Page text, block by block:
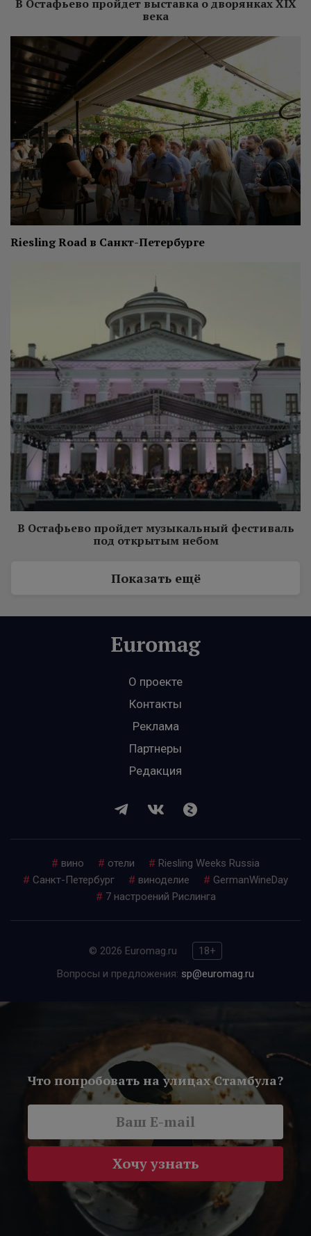
В Остафьево пройдет выставка о дворянках XIX
века
Riesling Road в Санкт-Петербурге
В Остафьево пройдет музыкальный фестиваль
под открытым небом
Показать ещё
О проекте
Контакты
Реклама
Партнеры
Редакция
# вино # отели # Riesling Weeks Russia
# Санкт-Петербург # виноделие # GermanWineDay
# 7 настроений Рислинга
© 2026 Euromag.ru
18+
Вопросы и предложения: sp@euromag.ru
Что попробовать на улицах Стамбула?
Хочу узнать